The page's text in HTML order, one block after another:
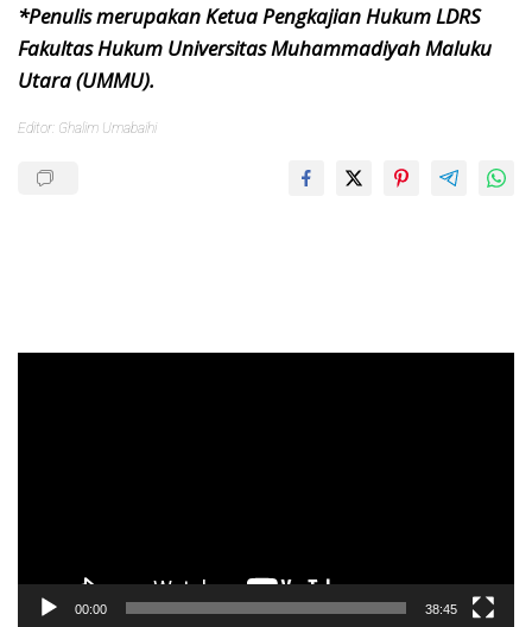
*Penulis merupakan Ketua Pengkajian Hukum LDRS
Fakultas Hukum Universitas Muhammadiyah Maluku
Utara (UMMU).
Editor: Ghalim Umabaihi
00:00 38:45